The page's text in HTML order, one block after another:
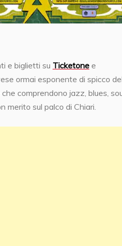
e biglietti su Ticketone e
ormai esponente di spicco
comprendono jazz, blues,
merito sul palco di Chiari.